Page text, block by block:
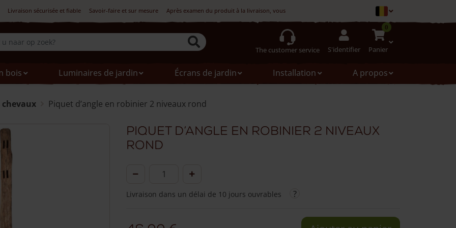
Livraison sécurisée et fiable Savoir-faire et sur mesure Après examen du produit à la livraison, vous pouvez le refuser
The customer service S'identifier
0
Panier
bois
Luminaires de jardin
Écrans de jardin
Installation
A propos
Piquet d’angle en robinier 2 niveaux rond
Piquet d’angle en robinier 2 niveaux
rond
quantité
Piquet
Livraison dans un délai de 10 jours ouvrables